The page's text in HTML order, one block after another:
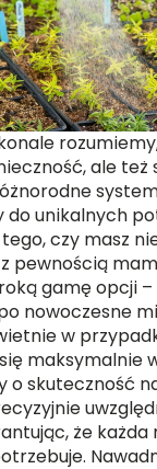
ale też
do unikalnych
czy masz
pewnością
gamę opcji
nowoczesne
w
maksymalnie
o skuteczność
że każda